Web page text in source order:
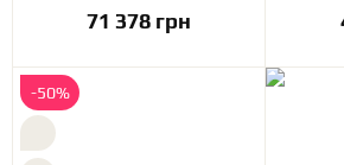
71 378 грн
-50%